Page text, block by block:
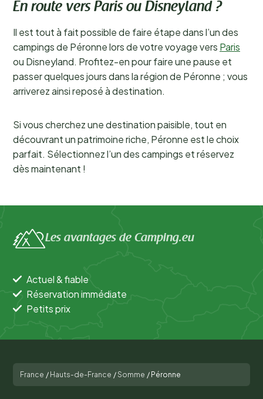
En route vers Paris ou Disneyland ?
Il est tout à fait possible de faire étape dans l’un des
campings de Péronne lors de votre voyage vers Paris
ou Disneyland. Profitez-en pour faire une pause et
passer quelques jours dans la région de Péronne ; vous
arriverez ainsi reposé à destination.
Si vous cherchez une destination paisible, tout en
découvrant un patrimoine riche, Péronne est le choix
parfait. Sélectionnez l’un des campings et réservez
dès maintenant !
Les avantages de Camping.eu
Actuel & fiable
Réservation immédiate
Petits prix
France / Hauts-de-France /Somme / Péronne